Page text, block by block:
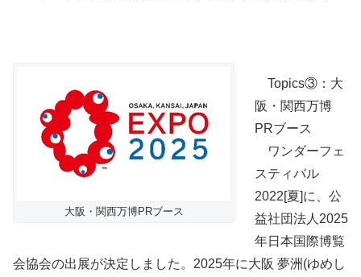
大阪・関西万博PRブース
Topics③：大
阪・関西万博
PRブース
ワンダーフェ
スティバル
2022[夏]に、公
益社団法人2025
年日本国際博覧
会協会の出展が決定しました。2025年に大阪 夢洲(ゆめし